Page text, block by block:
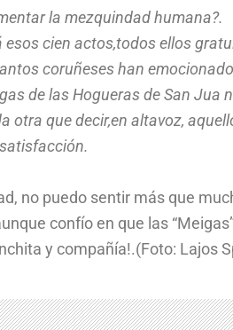
la mezquindad humana?.
esos cien actos,todos ellos
coruñeses han
de las Hogueras de San Jua
otra que decir,en altavoz,
no puedo sentir más que
confío en que las
y compañía!.(Foto: Lajos